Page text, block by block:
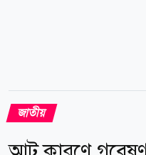
জাতীয়